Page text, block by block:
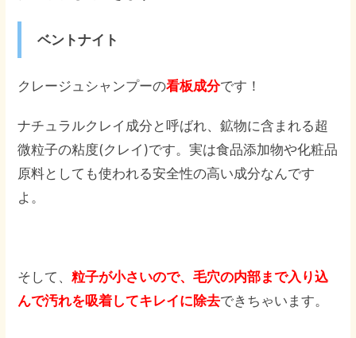
ベントナイト
クレージュシャンプーの看板成分です！
ナチュラルクレイ成分と呼ばれ、鉱物に含まれる超
微粒子の粘度(クレイ)です。実は食品添加物や化粧品
原料としても使われる安全性の高い成分なんです
よ。
そして、粒子が小さいので、毛穴の内部まで入り込
んで汚れを吸着してキレイに除去できちゃいます。